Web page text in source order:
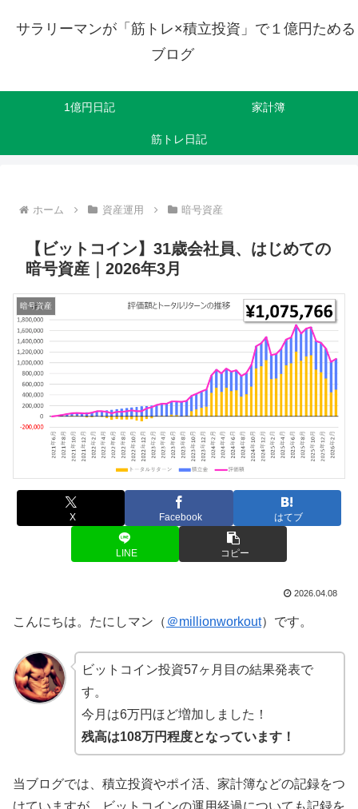
サラリーマンが「筋トレ×積立投資」で１億円ためる
ブログ
1億円日記 家計簿
筋トレ日記
ホーム 資産運用 暗号資産
【ビットコイン】31歳会社員、はじめての
暗号資産｜2026年3月
暗号資産
X Facebook はてブ
LINE コピー
2026.04.08
こんにちは。たにしマン（ ＠millionworkout）です。
ビットコイン投資57ヶ月目の結果発表で
す。
今月は6万円ほど増加しました！
残高は108万円程度となっています！
当ブログでは、積立投資やポイ活、家計簿などの記録をつ
けていますが、ビットコインの運用経過についても記録を